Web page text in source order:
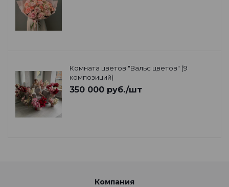
Комната цветов "Вальс цветов" (9
композиций)
350 000 руб./шт
Компания